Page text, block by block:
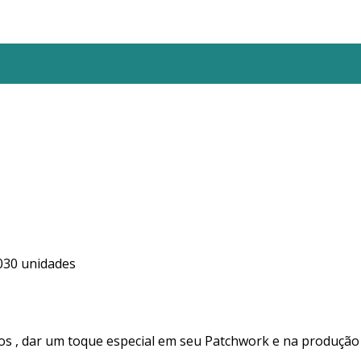
unidades
, dar um toque especial em seu Patchwork e na